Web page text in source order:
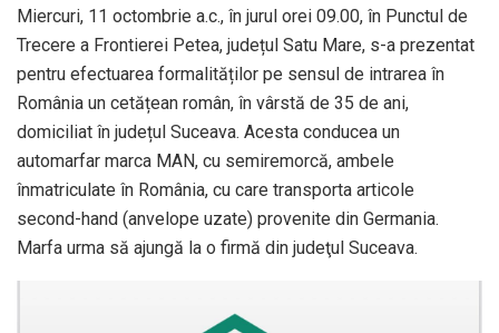
Miercuri, 11 octombrie a.c., în jurul orei 09.00, în Punctul de
Trecere a Frontierei Petea, județul Satu Mare, s-a prezentat
pentru efectuarea formalităților pe sensul de intrarea în
România un cetățean român, în vârstă de 35 de ani,
domiciliat în județul Suceava. Acesta conducea un
automarfar marca MAN, cu semiremorcă, ambele
înmatriculate în România, cu care transporta articole
second-hand (anvelope uzate) provenite din Germania.
Marfa urma să ajungă la o firmă din judeţul Suceava.